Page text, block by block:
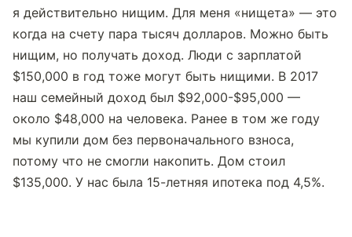
я действительно нищим. Для меня «нищета» — это
когда на счету пара тысяч долларов. Можно быть
нищим, но получать доход. Люди с зарплатой
$150,000 в год тоже могут быть нищими. В 2017
наш семейный доход был $92,000-$95,000 —
около $48,000 на человека. Ранее в том же году
мы купили дом без первоначального взноса,
потому что не смогли накопить. Дом стоил
$135,000. У нас была 15-летняя ипотека под 4,5%.